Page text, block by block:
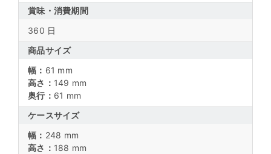
賞味・消費期間
360 日
商品サイズ
幅： 61 mm
高さ： 149 mm
奥行： 61 mm
ケースサイズ
幅： 248 mm
高さ： 188 mm